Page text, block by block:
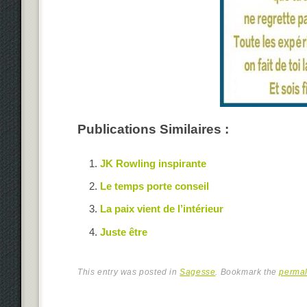
Publications Similaires :
JK Rowling inspirante
Le temps porte conseil
La paix vient de l’intérieur
Juste être
This entry was posted inSagesse. Bookmark the